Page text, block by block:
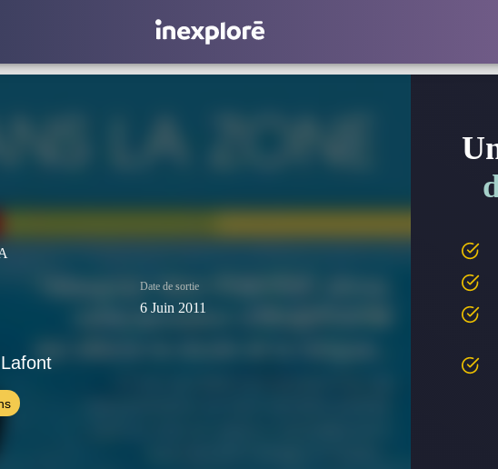
Date de sortie
6 Juin 2011